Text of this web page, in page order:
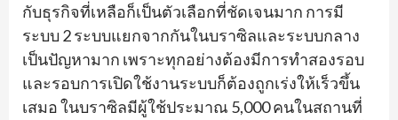
กับธุรกิจที่เหลือก็เป็นตัวเลือกที่ชัดเจนมาก การมี
ระบบ 2 ระบบแยกจากกันในบราซิลและระบบกลาง
เป็นปัญหามาก เพราะทุกอย่างต้องมีการทำสองรอบ
และรอบการเปิดใช้งานระบบก็ต้องถูกเร่งให้เร็วขึ้น
เสมอ ในบราซิลมีผู้ใช้ประมาณ 5,000 คนในสถานที่